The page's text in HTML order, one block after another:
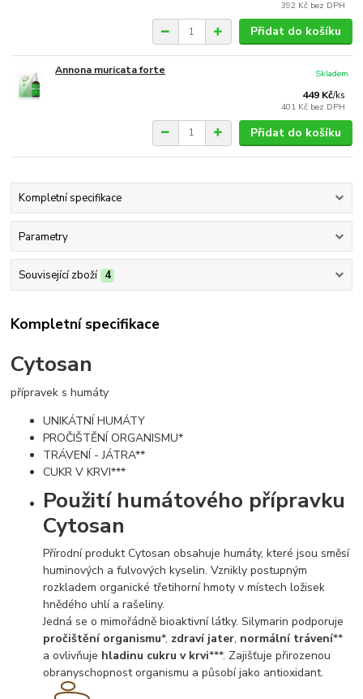
392 Kč bez DPH
Přidat do košíku
Annona muricata forte
449 Kč/ks
401 Kč bez DPH
Skladem
Přidat do košíku
Kompletní specifikace
Parametry
Související zboží 4
Kompletní specifikace
Cytosan
přípravek s humáty
UNIKÁTNÍ HUMÁTY
PROČIŠTĚNÍ ORGANISMU*
TRÁVENÍ - JÁTRA**
CUKR V KRVI***
Použití humátového přípravku
Cytosan
Přírodní produkt Cytosan obsahuje humáty, které jsou směsí
huminových a fulvových kyselin. Vznikly postupným
rozkladem organické třetihorní hmoty v místech ložisek
hnědého uhlí a rašeliny.
Jedná se o mimořádně bioaktivní látky. Silymarin podporuje
pročištění organismu*, zdraví jater, normální trávení**
a ovlivňuje hladinu cukru v krvi***. Zajišťuje přirozenou
obranyschopnost organismu a působí jako antioxidant.